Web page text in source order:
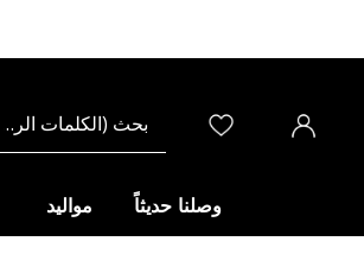
وصلنا حديثاً مواليد